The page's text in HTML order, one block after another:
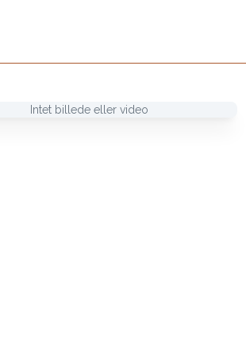
Intet billede eller video